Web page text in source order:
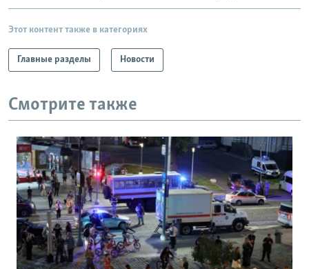
Этот контент также в категориях
Главные разделы Новости
Смотрите также